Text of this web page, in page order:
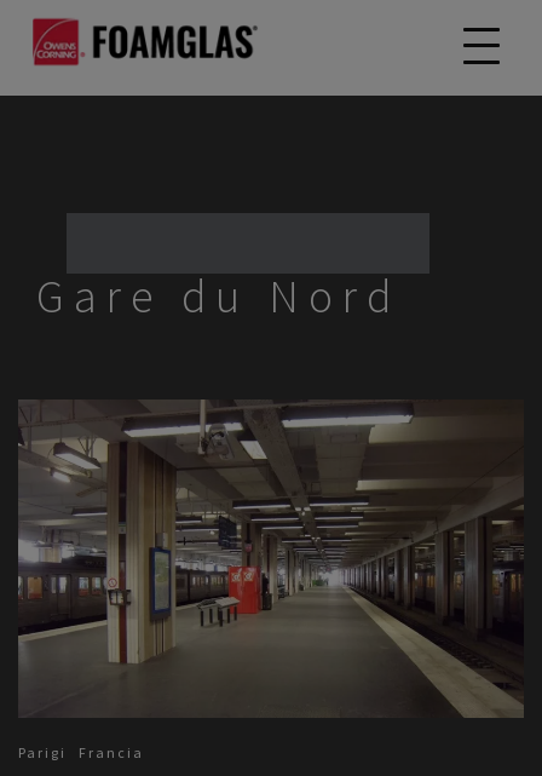
Gare du Nord
Parigi Francia